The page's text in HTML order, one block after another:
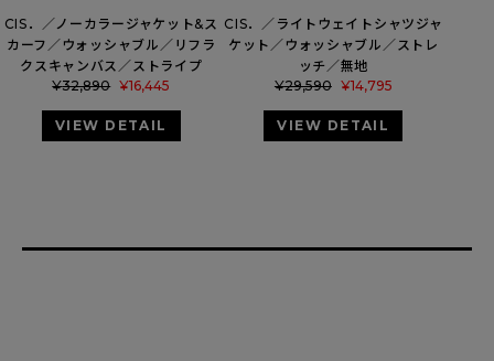
CIS．／ノーカラージャケット&ス
カーフ／ウォッシャブル／リフラ
クスキャンバス／ストライプ
¥32,890 ¥16,445
VIEW DETAIL
CIS．／ライトウェイトシャツジャ
ケット／ウォッシャブル／ストレ
ッチ／無地
¥29,590 ¥14,795
VIEW DETAIL